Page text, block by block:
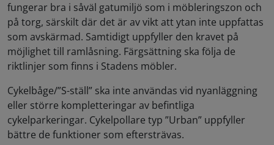
fungerar bra i såväl gatumiljö som i möbleringszon och
på torg, särskilt där det är av vikt att ytan inte uppfattas
som avskärmad. Samtidigt uppfyller den kravet på
möjlighet till ramlåsning. Färgsättning ska följa de
riktlinjer som finns i Stadens möbler.
Cykelbåge/”S-ställ” ska inte användas vid nyanläggning
eller större kompletteringar av befintliga
cykelparkeringar. Cykelpollare typ ”Urban” uppfyller
bättre de funktioner som eftersträvas.